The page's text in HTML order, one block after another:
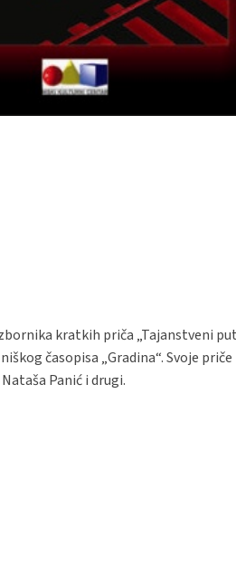
kratkih priča „Tajanstveni
časopisa „Gradina“. Svoje priče
Panić i drugi.